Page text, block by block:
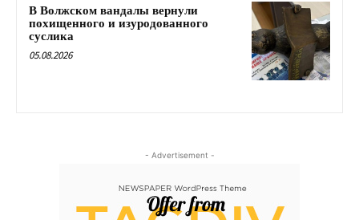
В Волжском вандалы вернули
похищенного и изуродованного
суслика
05.08.2026
- Advertisement -